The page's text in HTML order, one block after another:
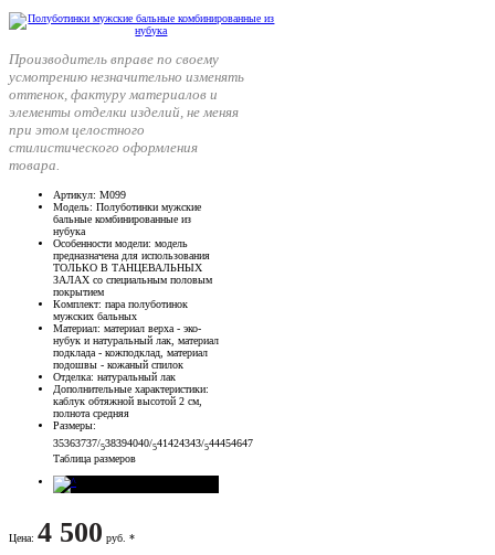
Производитель вправе по своему
усмотрению незначительно изменять
оттенок, фактуру материалов и
элементы отделки изделий, не меняя
при этом целостного
стилистического оформления
товара.
Артикул: М099
Модель: Полуботинки мужские
бальные комбинированные из
нубука
Особенности модели: модель
предназначена для использования
ТОЛЬКО В ТАНЦЕВАЛЬНЫХ
ЗАЛАХ со специальным половым
покрытием
Комплект: пара полуботинок
мужских бальных
Материал: материал верха - эко-
нубук и натуральный лак, материал
подклада - кожподклад, материал
подошвы - кожаный спилок
Отделка: натуральный лак
Дополнительные характеристики:
каблук обтяжной высотой 2 см,
полнота средняя
Размеры:
35363737/538394040/541424343/544454647
Таблица размеров
Цена: 4 500 руб. *